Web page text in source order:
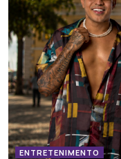
ENTRETENIMENTO